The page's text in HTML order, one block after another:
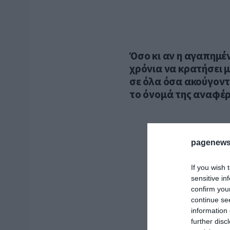
If you wish
sensitive
confirm
continue
information
further
Όσο κι αν η
χρόνια να κρατήσει
σε όλα όσα
το όνομά της